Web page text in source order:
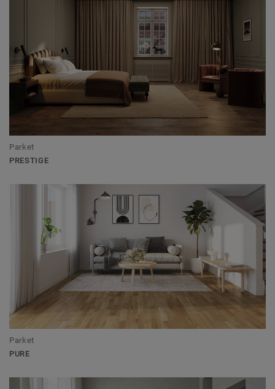
Parket
PRESTIGE
Parket
PURE